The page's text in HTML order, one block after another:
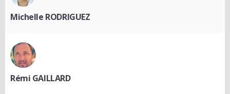
Michelle RODRIGUEZ
Rémi GAILLARD